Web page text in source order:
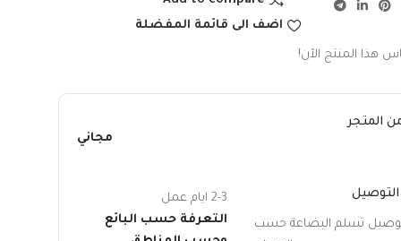
اضف الى قائمة المفضلة
هذا المنتج الآن!
المتجر
مجاني
تسلم البضاعة حسب
2-3 ايام عمل
التعرفة حسب البائع